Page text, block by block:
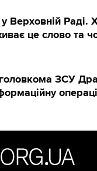
Верховній Раді.
це слово та
ЗСУ